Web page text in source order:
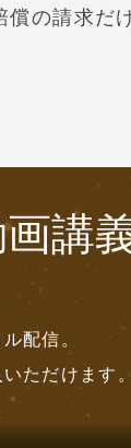
償の請求だ
講
配信。
ただけます。